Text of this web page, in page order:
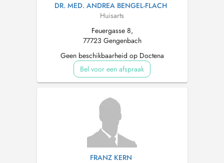
DR. MED. ANDREA BENGEL-FLACH
Huisarts
Feuergasse 8,
77723 Gengenbach
Geen beschikbaarheid op Doctena
Bel voor een afspraak
FRANZ KERN